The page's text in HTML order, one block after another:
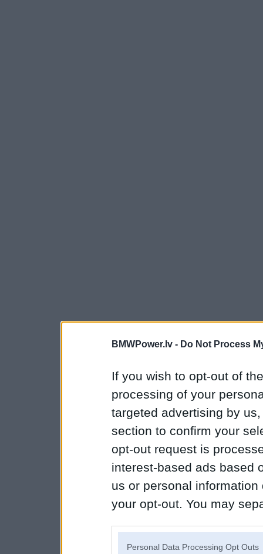
BMWPower.lv - Do Not Process
If you wish to opt-out of
processing of your
targeted advertising by
section to confirm your
opt-out request is
interest-based ads based
us or personal
your opt-out. You may
Personal Data Processing Opt Outs